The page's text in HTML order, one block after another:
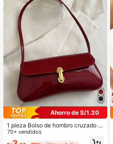
Ahorro de S/1.20
1 pieza Bolso de hombro cruzado d
e cuero sintético vintage, adecuad
o para citas, salidas, fiestas, banqu
70+ vendidos